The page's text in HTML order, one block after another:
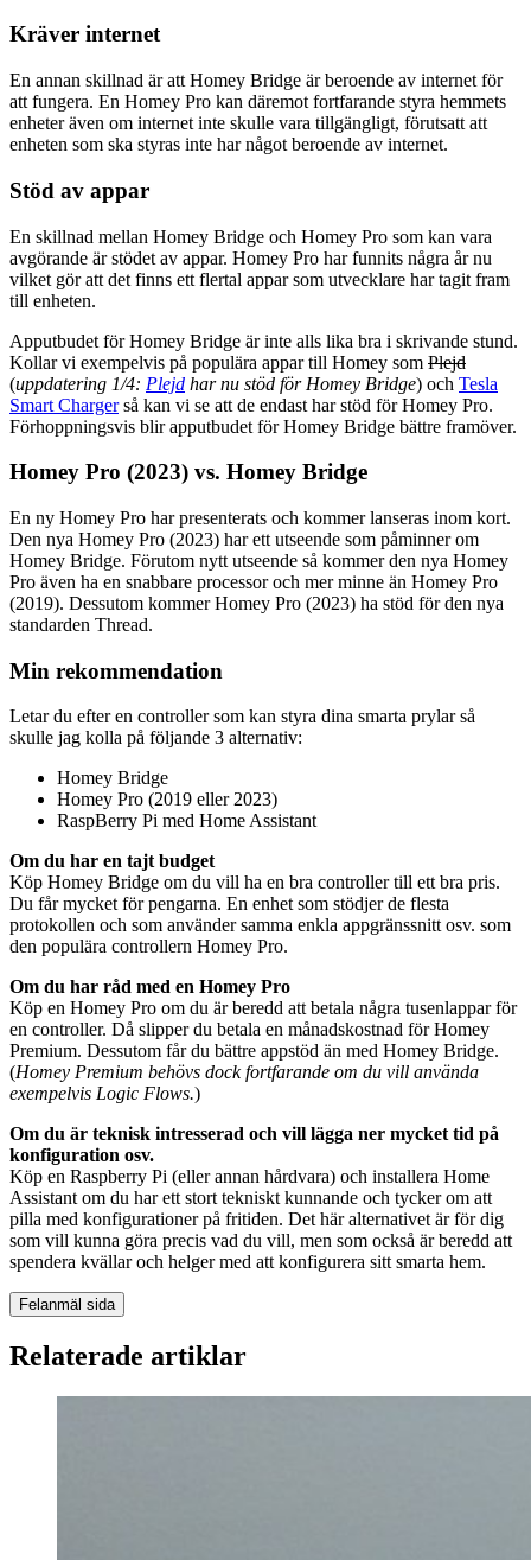
Kräver internet
En annan skillnad är att Homey Bridge är beroende av internet för
att fungera. En Homey Pro kan däremot fortfarande styra hemmets
enheter även om internet inte skulle vara tillgängligt, förutsatt att
enheten som ska styras inte har något beroende av internet.
Stöd av appar
En skillnad mellan Homey Bridge och Homey Pro som kan vara
avgörande är stödet av appar. Homey Pro har funnits några år nu
vilket gör att det finns ett flertal appar som utvecklare har tagit fram
till enheten.
Apputbudet för Homey Bridge är inte alls lika bra i skrivande stund.
Kollar vi exempelvis på populära appar till Homey som Plejd
(uppdatering 1/4: Plejd har nu stöd för Homey Bridge) och Tesla
Smart Chargerså kan vi se att de endast har stöd för Homey Pro.
Förhoppningsvis blir apputbudet för Homey Bridge bättre framöver.
Homey Pro (2023) vs. Homey Bridge
En ny Homey Pro har presenterats och kommer lanseras inom kort.
Den nya Homey Pro (2023) har ett utseende som påminner om
Homey Bridge. Förutom nytt utseende så kommer den nya Homey
Pro även ha en snabbare processor och mer minne än Homey Pro
(2019). Dessutom kommer Homey Pro (2023) ha stöd för den nya
standarden Thread.
Min rekommendation
Letar du efter en controller som kan styra dina smarta prylar så
skulle jag kolla på följande 3 alternativ:
Homey Bridge
Homey Pro (2019 eller 2023)
RaspBerry Pi med Home Assistant
Om du har en tajt budget
Köp Homey Bridge om du vill ha en bra controller till ett bra pris.
Du får mycket för pengarna. En enhet som stödjer de flesta
protokollen och som använder samma enkla appgränssnitt osv. som
den populära controllern Homey Pro.
Om du har råd med en Homey Pro
Köp en Homey Pro om du är beredd att betala några tusenlappar för
en controller. Då slipper du betala en månadskostnad för Homey
Premium. Dessutom får du bättre appstöd än med Homey Bridge.
(Homey Premium behövs dock fortfarande om du vill använda
exempelvis Logic Flows.)
Om du är teknisk intresserad och vill lägga ner mycket tid på
konfiguration osv.
Köp en Raspberry Pi (eller annan hårdvara) och installera Home
Assistant om du har ett stort tekniskt kunnande och tycker om att
pilla med konfigurationer på fritiden. Det här alternativet är för dig
som vill kunna göra precis vad du vill, men som också är beredd att
spendera kvällar och helger med att konfigurera sitt smarta hem.
Felanmäl sida
Relaterade artiklar